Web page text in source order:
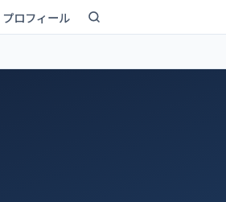
プロフィール